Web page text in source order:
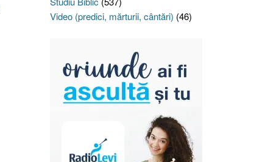
Video (predici, mărturii, cântări) (46)